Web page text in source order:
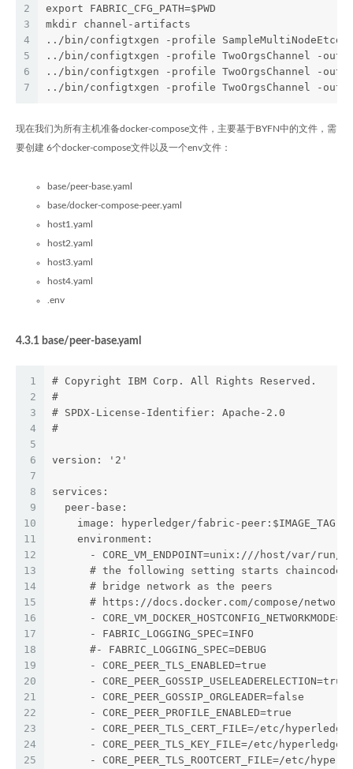
2
3
4
5
6
7
export FABRIC_CFG_PATH=$PWD
mkdir channel-artifacts
../bin/configtxgen -profile
../bin/configtxgen -profile TwoOrgsChannel -
../bin/configtxgen -profile TwoOrgsChannel -
../bin/configtxgen -profile TwoOrgsChannel -
现在我们为所有主机准备docker-compose文件，主要基于BYFN中的文件，需
要创建 6个docker-compose文件以及一个env文件：
base/peer-base.yaml
base/docker-compose-peer.yaml
host1.yaml
host2.yaml
host3.yaml
host4.yaml
.env
4.3.1 base/peer-base.yaml
1
2
3
4
5
6
7
8
9
10
11
12
13
14
15
16
17
18
19
20
21
22
23
24
25
# Copyright IBM Corp. All Rights Reserved.
#
# SPDX-License-Identifier: Apache-2.0
#
version: '2'
services:
  peer-base:
    image: hyperledger/fabric-peer:$IMAGE_TAG
    environment:
- CORE_VM_ENDPOINT=unix:///host/var/run/
# the following setting starts chaincode
      # bridge network as the peers
# https://docs.docker.com/compose/
-
      - FABRIC_LOGGING_SPEC=INFO
      #- FABRIC_LOGGING_SPEC=DEBUG
      - CORE_PEER_TLS_ENABLED=true
      - CORE_PEER_GOSSIP_USELEADERELECTION=true
      - CORE_PEER_GOSSIP_ORGLEADER=false
      - CORE_PEER_PROFILE_ENABLED=true
- CORE_PEER_TLS_CERT_FILE=/etc/
- CORE_PEER_TLS_KEY_FILE=/etc/
- CORE_PEER_TLS_ROOTCERT_FILE=/etc/